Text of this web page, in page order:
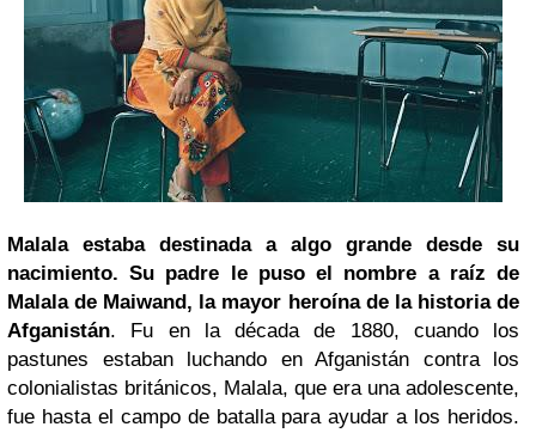
Malala estaba destinada a algo grande desde su
nacimiento. Su padre le puso el nombre a raíz de
Malala de Maiwand, la mayor heroína de la historia de
Afganistán. Fu en la década de 1880, cuando los
pastunes estaban luchando en Afganistán contra los
colonialistas británicos, Malala, que era una adolescente,
fue hasta el campo de batalla para ayudar a los heridos.